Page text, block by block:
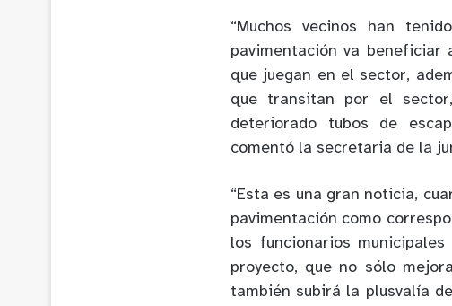
“Muchos vecinos han
pavimentación va beneficiar
que juegan en el sector,
que transitan por el
deteriorado tubos de
comentó la secretaria de la
“Esta es una gran noticia,
pavimentación como
los funcionarios
proyecto, que no sólo
también subirá la plusvalía